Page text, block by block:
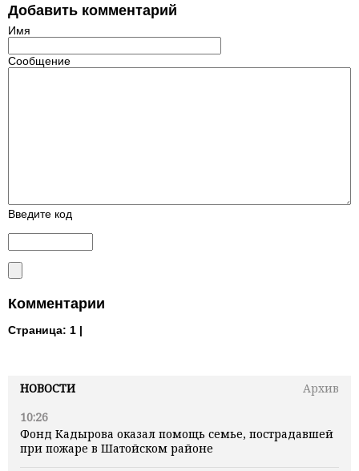
НОВОСТИ
Архив
10:26
Фонд Кадырова оказал помощь семье, пострадавшей
при пожаре в Шатойском районе
Добавить комментарий
Имя
Сообщение
Введите код
Комментарии
Страница: 1 |